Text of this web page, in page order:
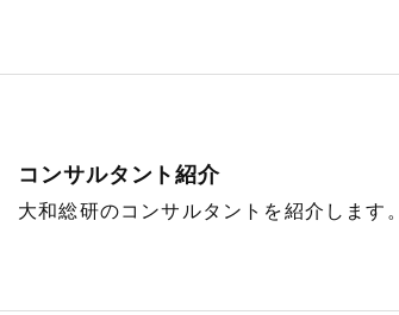
コンサルタント紹介
大和総研のコンサルタントを紹介します。